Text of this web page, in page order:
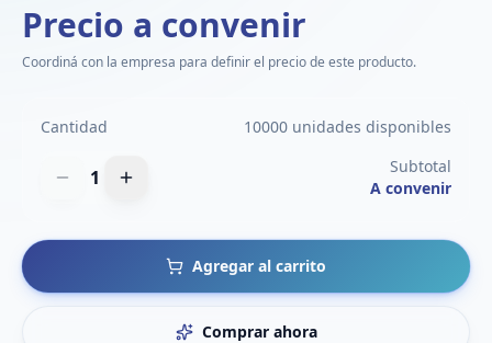
Precio a convenir
Coordiná con la empresa para definir el precio de este producto.
Cantidad 10000 unidades disponibles
1
Subtotal
A convenir
Agregar al carrito
Comprar ahora